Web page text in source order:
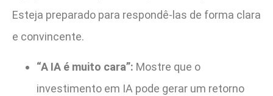
Esteja preparado para respondê-las de forma clara
e convincente.
“A IA é muito cara”: Mostre que o
investimento em IA pode gerar um retorno